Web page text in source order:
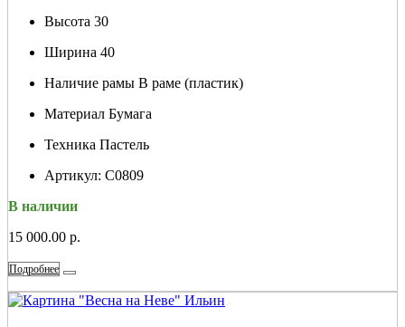
Высота 30
Ширина 40
Наличие рамы В раме (пластик)
Материал Бумага
Техника Пастель
Артикул: С0809
В наличии
15 000.00 р.
Подробнее